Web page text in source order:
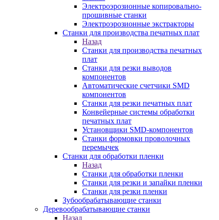
Электроэрозионные копировально-
прошивные станки
Электроэрозионные экстракторы
Станки для производства печатных плат
Назад
Станки для производства печатных
плат
Станки для резки выводов
компонентов
Автоматические счетчики SMD
компонентов
Станки для резки печатных плат
Конвейерные системы обработки
печатных плат
Установщики SMD-компонентов
Станки формовки проволочных
перемычек
Станки для обработки пленки
Назад
Станки для обработки пленки
Станки для резки и запайки пленки
Станки для резки пленки
Зубообрабатывающие станки
Деревообрабатывающие станки
Назад